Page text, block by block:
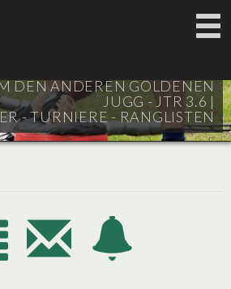
DEN ANDEREN GOLDENEN
JUGG - JTR 3.6 |
- TURNIERE - RANGLISTEN